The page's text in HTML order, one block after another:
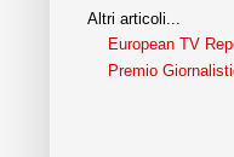
Altri articoli...
European TV
Premio